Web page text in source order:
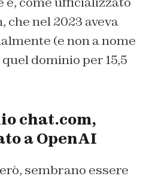
che nel 2023 aveva
(e non a nome
dominio per 15,5
chat.com,
a OpenAI
sembrano essere